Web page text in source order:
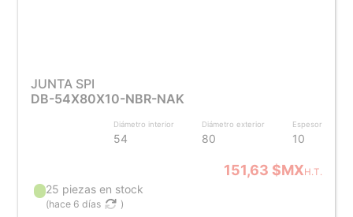
JUNTA SPI
DB-54X80X10-NBR-NAK
Diámetro interior
54
Diámetro exterior
80
Espesor
10
151,63 $MXH.T.
25 piezas en stock
(hace 6 días )